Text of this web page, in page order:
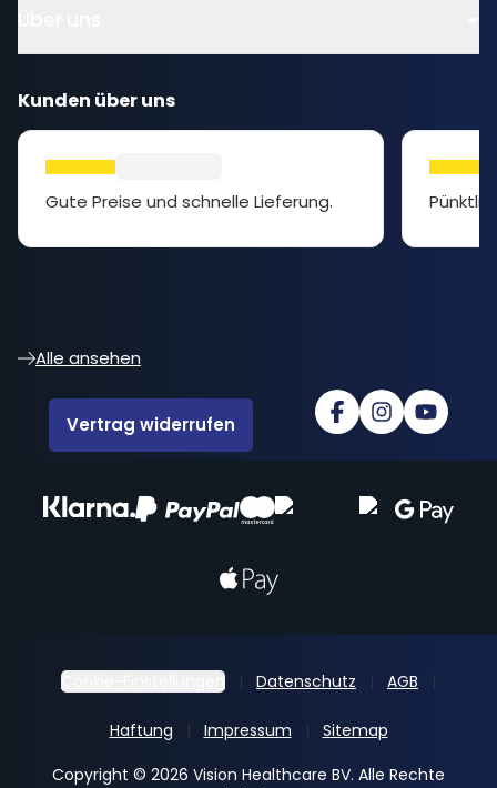
Kunden über uns
Gute Preise und schnelle Lieferung.
Alle ansehen
Vertrag widerrufen
Cookie-Einstellungen Datenschutz AGB
Haftung Impressum
Sitemap
Copyright © 2026 Vision Healthcare BV. Alle Rechte